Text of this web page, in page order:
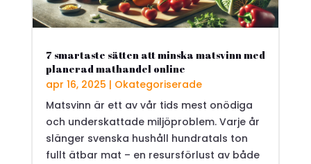
7 smartaste sätten att minska matsvinn med
planerad mathandel online
apr 16, 2025 | Okategoriserade
Matsvinn är ett av vår tids mest onödiga
och underskattade miljöproblem. Varje år
slänger svenska hushåll hundratals ton
fullt ätbar mat – en resursförlust av både